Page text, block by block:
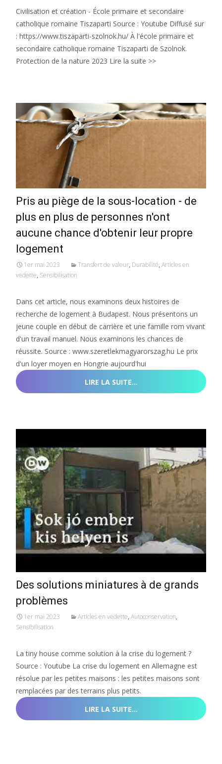
Civilisation et création - École primaire et secondaire
catholique romaine Tiszaparti Source : Youtube Diffusé sur
: https://www.tiszaparti-szolnok.hu/ À l'école primaire et
secondaire catholique romaine Tiszaparti de Szolnok.
Protection de la nature 2023 Lire la suite >>
Pris au piège de la sous-location - de
plus en plus de personnes n'ont
aucune chance d'obtenir leur propre
logement
1er mai 2023 Transfert de valeur, Durabilité, Articles en
vedette, Sensibilisation
Dans cet article, nous examinons deux histoires de
recherche de logement à Budapest. Nous présentons un
jeune couple en début de carrière et une famille rom vivant
d'un travail manuel. Nous examinons les chances de
réussite. Source : www.szeretlekmagyarorszag.hu Le prix
d'un loyer moyen en Hongrie aujourd'hui
LIRE LA SUITE…
Des solutions miniatures à de grands
problèmes
1er mai 2023 Articles en vedette, Autoconservation,
Sensibilisation
La tiny house comme solution à la crise du logement ?
Source : Youtube La crise du logement en Allemagne est
résolue par les petites maisons : les petites maisons sont
remplacées par des terrains plus petits.
LIRE LA SUITE…